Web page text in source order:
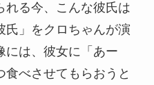
れる今、こんな彼氏は
氏」をクロちゃんが演
には、彼女に「あー
食べさせてもらおうと